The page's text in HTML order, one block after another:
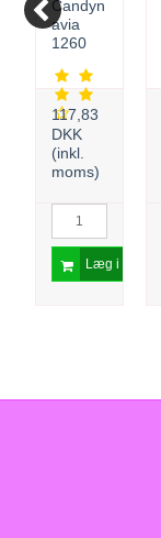
Candyn
avia
1260
117,83
DKK
(inkl.
moms)
Læg i kurv